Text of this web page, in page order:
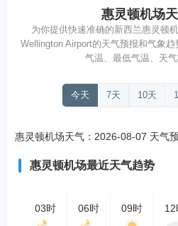
惠灵顿机场
为你提供快速准确的新西兰惠灵顿
Wellington Airport的天气预报和气象
气温、最低气温、天
今天 7天 10天
惠灵顿机场天气：2026-08-07 天气
惠灵顿机场最近天气趋势
03时 06时 09时 12